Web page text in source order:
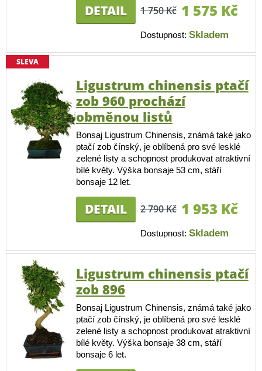
DETAIL 1 750 Kč 1 575 Kč
Dostupnost: Skladem
SLEVA
Ligustrum chinensis ptačí
zob 960 prochází
obměnou listů
Bonsaj Ligustrum Chinensis, známá také jako
ptačí zob čínský, je oblíbená pro své lesklé
zelené listy a schopnost produkovat atraktivní
bílé květy. Výška bonsaje 53 cm, stáří
bonsaje 12 let.
DETAIL 2 790 Kč 1 953 Kč
Dostupnost: Skladem
Ligustrum chinensis ptačí
zob 896
Bonsaj Ligustrum Chinensis, známá také jako
ptačí zob čínský, je oblíbená pro své lesklé
zelené listy a schopnost produkovat atraktivní
bílé květy. Výška bonsaje 38 cm, stáří
bonsaje 6 let.